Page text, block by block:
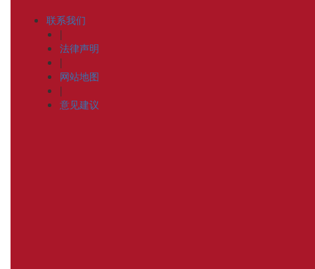
联系我们
|
法律声明
|
网站地图
|
意见建议